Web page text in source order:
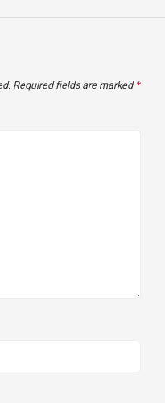
Required fields are marked *